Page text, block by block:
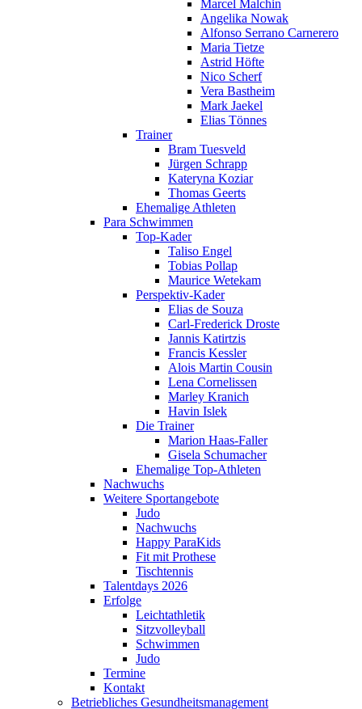
Marcel Malchin
Angelika Nowak
Alfonso Serrano Carnerero
Maria Tietze
Astrid Höfte
Nico Scherf
Vera Bastheim
Mark Jaekel
Elias Tönnes
Trainer
Bram Tuesveld
Jürgen Schrapp
Kateryna Koziar
Thomas Geerts
Ehemalige Athleten
Para Schwimmen
Top-Kader
Taliso Engel
Tobias Pollap
Maurice Wetekam
Perspektiv-Kader
Elias de Souza
Carl-Frederick Droste
Jannis Katirtzis
Francis Kessler
Alois Martin Cousin
Lena Cornelissen
Marley Kranich
Havin Islek
Die Trainer
Marion Haas-Faller
Gisela Schumacher
Ehemalige Top-Athleten
Nachwuchs
Weitere Sportangebote
Judo
Nachwuchs
Happy ParaKids
Fit mit Prothese
Tischtennis
Talentdays 2026
Erfolge
Leichtathletik
Sitzvolleyball
Schwimmen
Judo
Termine
Kontakt
Betriebliches Gesundheits­management